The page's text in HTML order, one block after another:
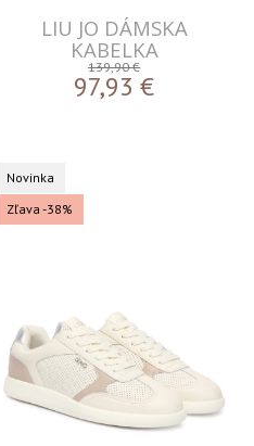
LIU JO DÁMSKA
KABELKA
139,90 €
97,93 €
Novinka
Zľava -38%